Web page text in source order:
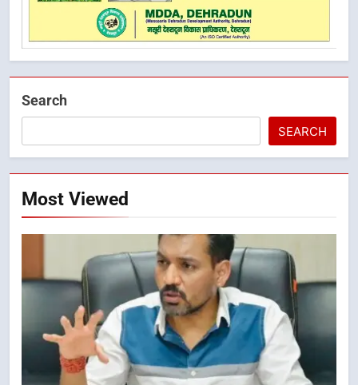
Search
SEARCH
Most Viewed
5
भारी बारिश का अलर्ट! 6 अगस्त को
देहरादून में स्कूल बंद